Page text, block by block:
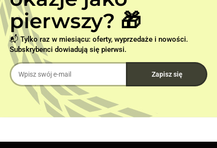
pierwszy? 🎁
📬 Tylko raz w miesiącu: oferty, wyprzedaże i nowości.
Subskrybenci dowiadują się pierwsi.